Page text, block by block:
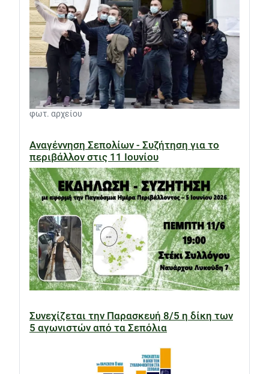
φωτ. αρχείου
Αναγέννηση Σεπολίων - Συζήτηση για το
περιβάλλον στις 11 Ιουνίου
Συνεχίζεται την Παρασκευή 8/5 η δίκη των
5 αγωνιστών από τα Σεπόλια